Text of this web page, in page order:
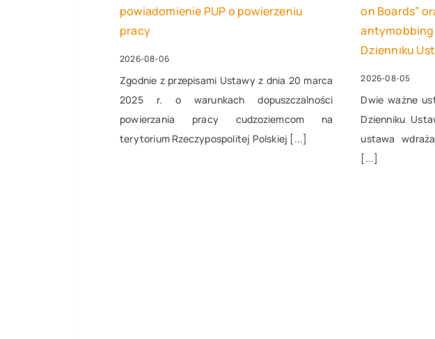
powiadomienie PUP o powierzeniu
pracy
2026-08-06
Zgodnie z przepisami Ustawy z dnia 20 marca
2025 r. o warunkach dopuszczalności
powierzania pracy cudzoziemcom na
terytorium Rzeczypospolitej Polskiej [...]
on Boards”
Dzienniku
2026-08-05
Dwie ważne
Dzienniku
ustawa
[...]